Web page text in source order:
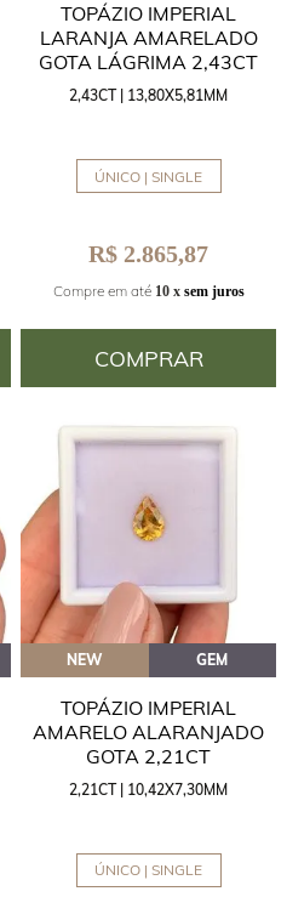
TOPÁZIO IMPERIAL
LARANJA AMARELADO
GOTA LÁGRIMA 2,43CT
2,43CT | 13,80X5,81MM
ÚNICO | SINGLE
R$ 2.865,87
Compre em até 10 x sem juros
COMPRAR
NEW GEM
TOPÁZIO IMPERIAL
AMARELO ALARANJADO
GOTA 2,21CT
2,21CT | 10,42X7,30MM
ÚNICO | SINGLE